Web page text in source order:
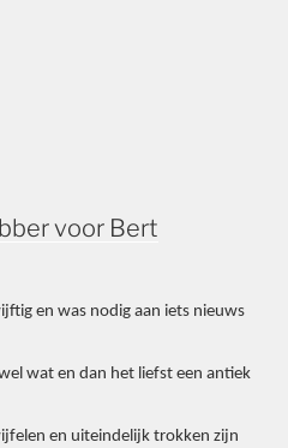
voor Bert
en was nodig aan iets nieuws
wat en dan het liefst een antiek
en uiteindelijk trokken zijn